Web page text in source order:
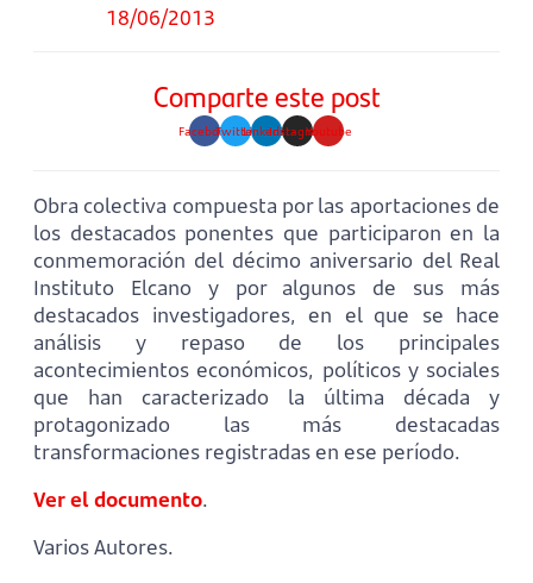
18/06/2013
Comparte este post
FacebookTwitterLinkedinInstagramYoutube
Obra colectiva compuesta por las aportaciones de
los destacados ponentes que participaron en la
conmemoración del décimo aniversario del Real
Instituto Elcano y por algunos de sus más
destacados investigadores, en el que se hace
análisis y repaso de los principales
acontecimientos económicos, políticos y sociales
que han caracterizado la última década y
protagonizado las más destacadas
transformaciones registradas en ese período.
Ver el documento.
Varios Autores.